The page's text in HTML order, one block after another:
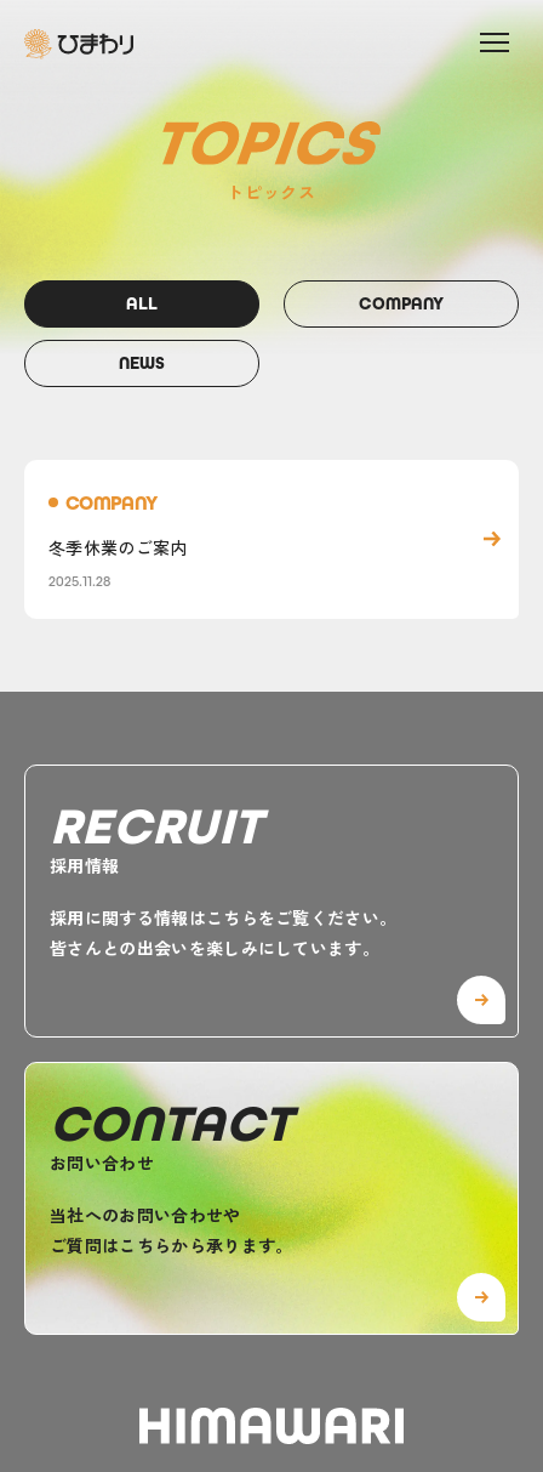
トピックス
ALL COMPANY
NEWS
COMPANY
冬季休業のご案内
2025.11.28
RECRUIT
採用情報
採用に関する情報はこちらをご覧ください。
皆さんとの出会いを楽しみにしています。
CONTACT
お問い合わせ
当社へのお問い合わせや
ご質問はこちらから承ります。